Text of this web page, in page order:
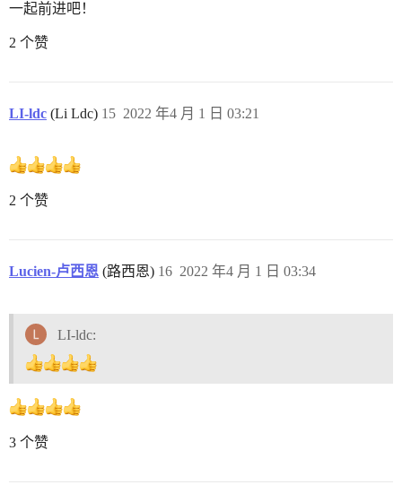
一起前进吧！
2 个赞
LI-ldc (Li Ldc) 2022 年4 月 1 日 03:21
15
2 个赞
Lucien-卢西恩 (路西恩) 2022 年4 月 1 日 03:34
16
LI-ldc:
3 个赞